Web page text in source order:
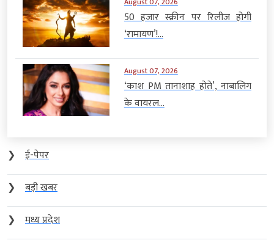
50 हजार स्क्रीन पर रिलीज होगी
‘रामायण’!...
August 07, 2026
‘काश PM तानाशाह होते’, नाबालिग
के वायरल...
❯
ई-पेपर
❯
बड़ी खबर
❯
मध्य प्रदेश